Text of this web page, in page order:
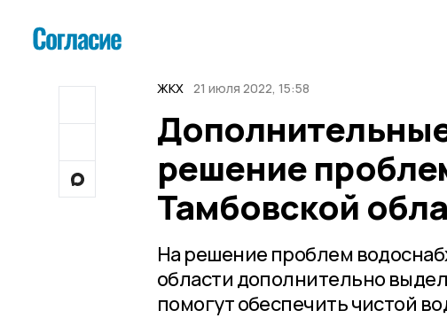
ЖКХ 21 июля 2022, 15:58
решение
Тамбовской
На решение проблем
области дополнительно
помогут обеспечить чистой